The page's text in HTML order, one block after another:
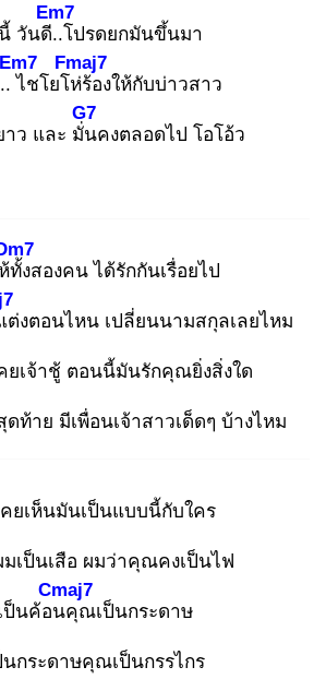
วันดี..
Em7
โปรดยกมันขึ้นมา
ไ
Em7
ชโยโห่
Fmaj7
ร้องให้กับบ่าวสาว
าว และ มั่น
G7
คงตลอดไป โอโอ้ว
ทั้งสองคน ได้รักกันเรื่อยไป
ต่งตอนไหน เปลี่ยนนามสกุลเลยไหม
ยเจ้าชู้ ตอนนี้มันรักคุณยิ่งสิ่งใด
ดท้าย มีเพื่อนเจ้าสาวเด็ดๆ บ้างไหม
คยเห็นมันเป็นแบบนี้กับใคร
มเป็นเสือ ผมว่าคุณคงเป็นไฟ
ป็นค้อน
Cmaj7
คุณเป็นกระดาษ
นกระดาษคุณเป็นกรรไกร